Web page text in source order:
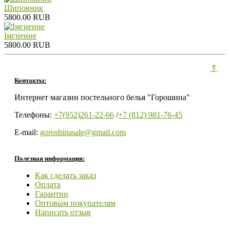
Шиповник
5800.00 RUB
Iмгненне
5800.00 RUB
Контакты:
Интернет магазин постельного белья "Горошина"
Телефоны: +7(952)261-22-66 /+7 (812) 981-76-45
E-mail: goroshinasale@gmail.com
Полезная информация:
Как сделать заказ
Оплата
Гарантии
Оптовым покупателям
Написать отзыв
⇑